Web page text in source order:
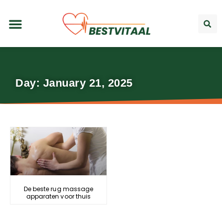
Day: January 21, 2025
De beste rug massage
apparaten voor thuis